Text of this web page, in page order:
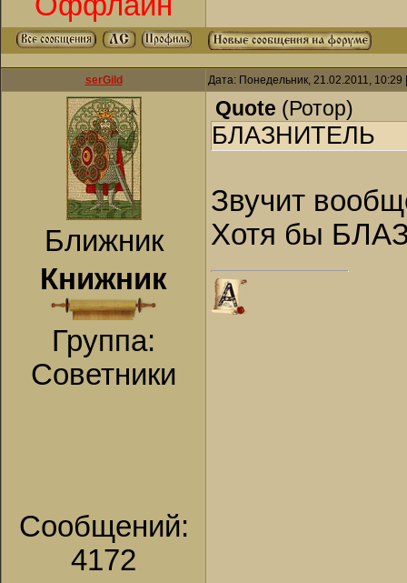
serGild Дата: Понедельник, 21.02.2011,
Ближник
Книжник
Группа:
Советники
Сообщений:
4172
Quote (Ротор)
БЛАЗНИТЕЛЬ
Звучит
Хотя бы